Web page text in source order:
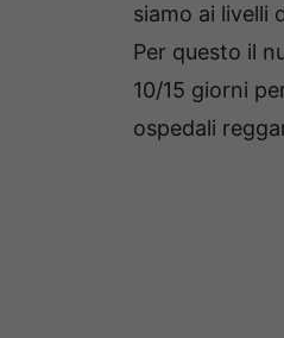
siamo ai livelli
Per questo il
10/15 giorni
ospedali